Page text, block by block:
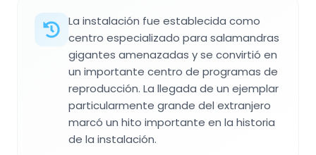
La instalación fue establecida como
centro especializado para salamandras
gigantes amenazadas y se convirtió en
un importante centro de programas de
reproducción. La llegada de un ejemplar
particularmente grande del extranjero
marcó un hito importante en la historia
de la instalación.